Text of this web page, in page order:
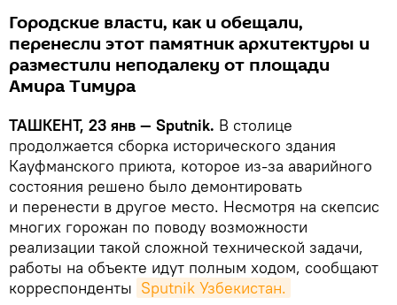
Городские власти, как и обещали,
перенесли этот памятник архитектуры и
разместили неподалеку от площади
Амира Тимура
ТАШКЕНТ, 23 янв — Sputnik. В столице
продолжается сборка исторического здания
Кауфманского приюта, которое из-за аварийного
состояния решено было демонтировать
и перенести в другое место. Несмотря на скепсис
многих горожан по поводу возможности
реализации такой сложной технической задачи,
работы на объекте идут полным ходом, сообщают
корреспонденты Sputnik Узбекистан.